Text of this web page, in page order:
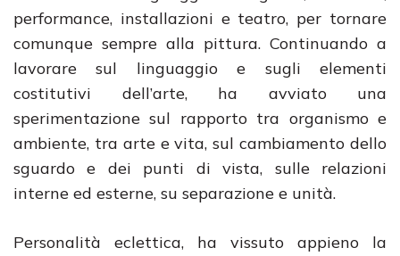
performance, installazioni e teatro, per tornare
comunque sempre alla pittura. Continuando a
lavorare sul linguaggio e sugli elementi
costitutivi dell’arte, ha avviato una
sperimentazione sul rapporto tra organismo e
ambiente, tra arte e vita, sul cambiamento dello
sguardo e dei punti di vista, sulle relazioni
interne ed esterne, su separazione e unità.
Personalità eclettica, ha vissuto appieno la